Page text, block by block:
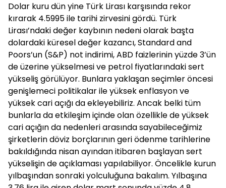
Dolar kuru dün yine Türk Lirası karşısında rekor
kırarak 4.5995 ile tarihi zirvesini gördü. Türk
Lirası’ndaki değer kaybının nedeni olarak başta
dolardaki küresel değer kazancı, Standard and
Poors’un (S&P) not indirimi, ABD faizlerinin yüzde 3’ün
de üzerine yükselmesi ve petrol fiyatlarındaki sert
yükseliş görülüyor. Bunlara yaklaşan seçimler öncesi
genişlemeci politikalar ile yüksek enflasyon ve
yüksek cari açığı da ekleyebiliriz. Ancak belki tüm
bunlarla da etkileşim içinde olan özellikle de yüksek
cari açığın da nedenleri arasında sayabileceğimiz
şirketlerin döviz borçlarının geri ödenme tarihlerine
bakıldığında nisan ayından itibaren başlayan sert
yükselişin de açıklaması yapılabiliyor. Öncelikle kurun
yılbaşından sonraki yolculuğuna bakalım. Yılbaşına